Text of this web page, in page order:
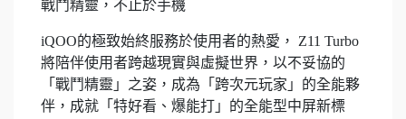
戰鬥精靈，不止於手機
iQOO的極致始終服務於使用者的熱愛， Z11 Turbo
將陪伴使用者跨越現實與虛擬世界，以不妥協的
「戰鬥精靈」之姿，成為「跨次元玩家」的全能夥
伴，成就「特好看、爆能打」的全能型中屏新標